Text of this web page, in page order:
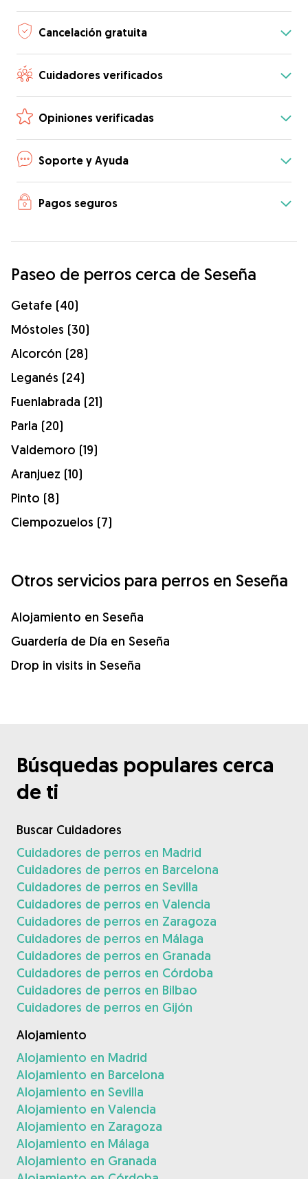
Cancelación gratuita
Cuidadores verificados
Opiniones verificadas
Soporte y Ayuda
Pagos seguros
Paseo de perros cerca de Seseña
Getafe (40)
Móstoles (30)
Alcorcón (28)
Leganés (24)
Fuenlabrada (21)
Parla (20)
Valdemoro (19)
Aranjuez (10)
Pinto (8)
Ciempozuelos (7)
Otros servicios para perros en Seseña
Alojamiento en Seseña
Guardería de Día en Seseña
Drop in visits in Seseña
Búsquedas populares cerca
de ti
Buscar Cuidadores
Cuidadores de perros en Madrid
Cuidadores de perros en Barcelona
Cuidadores de perros en Sevilla
Cuidadores de perros en Valencia
Cuidadores de perros en Zaragoza
Cuidadores de perros en Málaga
Cuidadores de perros en Granada
Cuidadores de perros en Córdoba
Cuidadores de perros en Bilbao
Cuidadores de perros en Gijón
Alojamiento
Alojamiento en Madrid
Alojamiento en Barcelona
Alojamiento en Sevilla
Alojamiento en Valencia
Alojamiento en Zaragoza
Alojamiento en Málaga
Alojamiento en Granada